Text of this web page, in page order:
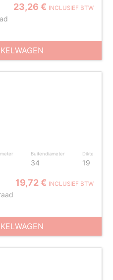
23,26 € INCLUSIEF BTW
Buitendiameter
34
Dikte
19
19,72 € INCLUSIEF BTW